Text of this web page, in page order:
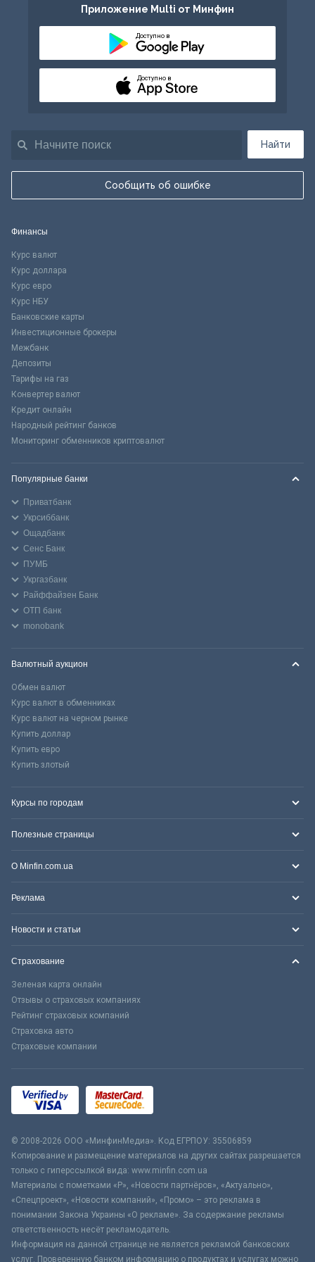
Найти
Сообщить об ошибке
Приложение Multi от Минфин
Доступно в
Доступно в
Финансы
Курс валют
Курс доллара
Курс евро
Курс НБУ
Банковские карты
Инвестиционные брокеры
Межбанк
Депозиты
Тарифы на газ
Конвертер валют
Кредит онлайн
Народный рейтинг банков
Мониторинг обменников криптовалют
Популярные банки
Приватбанк
Укрсиббанк
Ощадбанк
Сенс Банк
ПУМБ
Укргазбанк
Райффайзен Банк
ОТП банк
monobank
Валютный аукцион
Обмен валют
Курс валют в обменниках
Курс валют на черном рынке
Купить доллар
Купить евро
Купить злотый
Курсы по городам
Полезные страницы
О Minfin.com.ua
Реклама
Новости и статьи
Страхование
Зеленая карта онлайн
Отзывы о страховых компаниях
Рейтинг страховых компаний
Страховка авто
Страховые компании
© 2008-2026 ООО «МинфинМедиа». Код ЕГРПОУ: 35506859
Копирование и размещение материалов на других сайтах разрешается
только с гиперссылкой вида: www.minfin.com.ua
Материалы с пометками «Р», «Новости партнёров», «Актуально»,
«Спецпроект», «Новости компаний», «Промо» – это реклама в
понимании Закона Украины «О рекламе». За содержание рекламы
ответственность несёт рекламодатель.
Информация на данной странице не является рекламой банковских
услуг. Проверенную банком информацию о продуктах и услугах можно